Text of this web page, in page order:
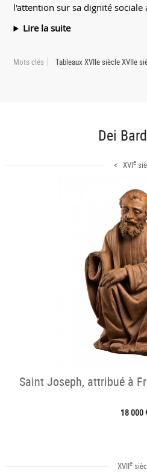
l'attention sur sa dignité sociale
Lire la suite
Mots clés Tableaux XVIIe siècle XVIIe
Dei
< XVIe
Saint Joseph, attribué à
18 000
XVIIe